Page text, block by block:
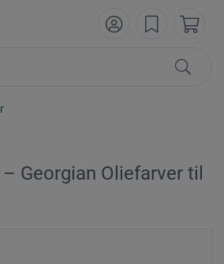
Georgian Oliefarver til